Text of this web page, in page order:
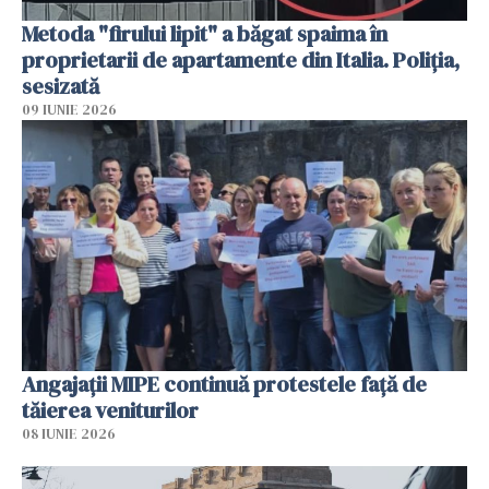
Metoda "firului lipit" a băgat spaima în
proprietarii de apartamente din Italia. Poliția,
sesizată
09 IUNIE 2026
Angajaţii MIPE continuă protestele faţă de
tăierea veniturilor
08 IUNIE 2026